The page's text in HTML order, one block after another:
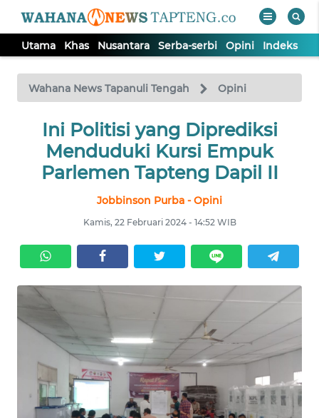
Utama Khas Nusantara Serba-serbi Opini Indeks
Wahana News Tapanuli Tengah Opini
Ini Politisi yang Diprediksi
Menduduki Kursi Empuk
Parlemen Tapteng Dapil II
Jobbinson Purba - Opini
Kamis, 22 Februari 2024 - 14:52 WIB
TV
Tutup
UTAMA
KHAS
SERBA-
SERBI
Informasi
BERITA